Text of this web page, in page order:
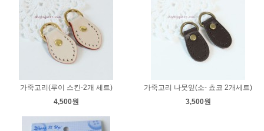
가죽고리(루이 스킨-2개 세트)
4,500원
가죽고리 나뭇잎(소- 쵸코 2개세트)
3,500원